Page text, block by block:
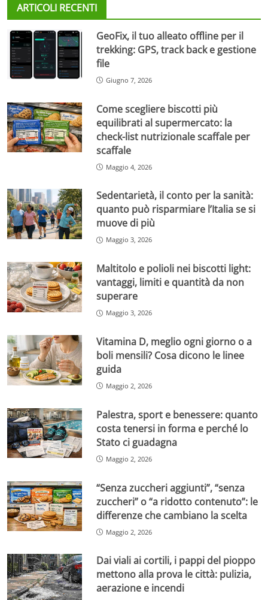
ARTICOLI RECENTI
GeoFix, il tuo alleato offline per il
trekking: GPS, track back e gestione
file
Giugno 7, 2026
Come scegliere biscotti più
equilibrati al supermercato: la
check-list nutrizionale scaffale per
scaffale
Maggio 4, 2026
Sedentarietà, il conto per la sanità:
quanto può risparmiare l’Italia se si
muove di più
Maggio 3, 2026
Maltitolo e polioli nei biscotti light:
vantaggi, limiti e quantità da non
superare
Maggio 3, 2026
Vitamina D, meglio ogni giorno o a
boli mensili? Cosa dicono le linee
guida
Maggio 2, 2026
Palestra, sport e benessere: quanto
costa tenersi in forma e perché lo
Stato ci guadagna
Maggio 2, 2026
“Senza zuccheri aggiunti”, “senza
zuccheri” o “a ridotto contenuto”: le
differenze che cambiano la scelta
Maggio 2, 2026
Dai viali ai cortili, i pappi del pioppo
mettono alla prova le città: pulizia,
aerazione e incendi